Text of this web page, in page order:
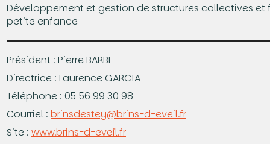
Développement et gestion de structures collectives et
petite enfance
Président : Pierre BARBE
Directrice : Laurence GARCIA
Téléphone : 05 56 99 30 98
Courriel : brinsdestey@brins-d-eveil.fr
Site : www.brins-d-eveil.fr